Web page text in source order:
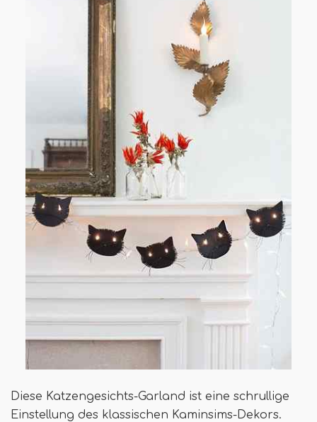
Diese Katzengesichts-Garland ist eine schrullige
Einstellung des klassischen Kaminsims-Dekors.